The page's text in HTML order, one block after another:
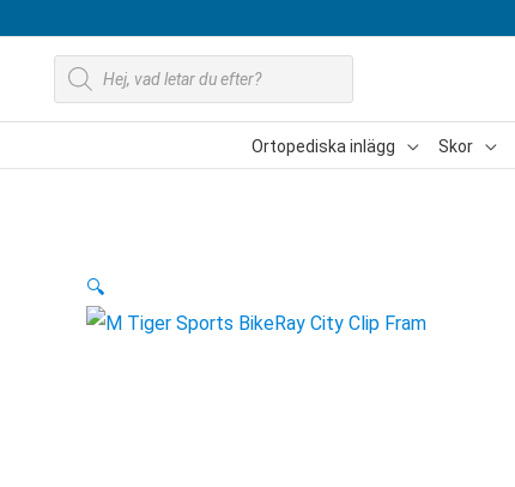
Produktsökning
Ortopediska inlägg Skor
🔍